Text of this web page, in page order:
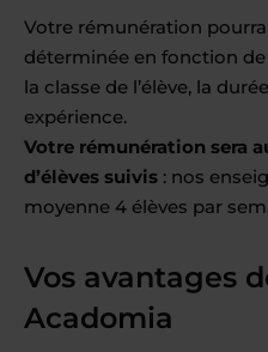
Votre rémunération pourra
déterminée en fonction
la classe de l’élève, la
expérience.
Votre rémunération sera
d’élèves suivis : nos
moyenne 4 élèves par
Vos avantages
Acadomia